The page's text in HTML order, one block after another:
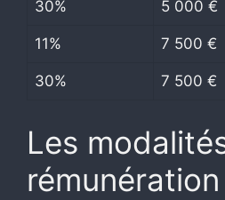
30% 5 000 €
11% 7 500 €
30% 7 500 €
Les